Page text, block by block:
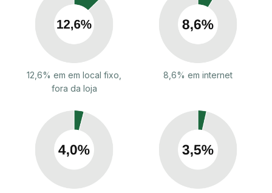
12,6% em em local fixo,
fora da loja
8,6% em internet